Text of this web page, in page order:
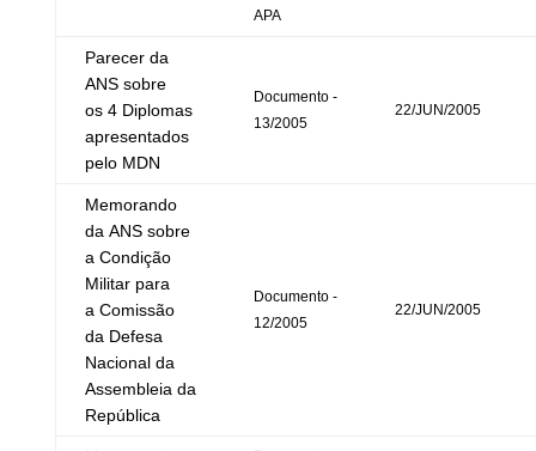
APA
Parecer da
ANS sobre
os 4 Diplomas
apresentados
pelo MDN
Documento -
13/2005
22/JUN/2005
Memorando
da ANS sobre
a Condição
Militar para
a Comissão
da Defesa
Nacional da
Assembleia da
República
Documento -
12/2005
22/JUN/2005